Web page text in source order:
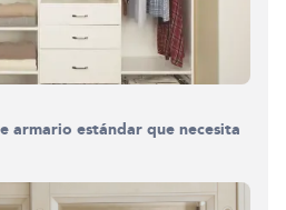
armario estándar que necesita